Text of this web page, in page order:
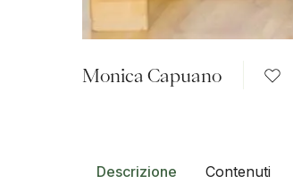
Monica Capuano
Descrizione Contenuti